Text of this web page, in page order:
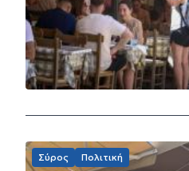
Σύρος Πολιτική